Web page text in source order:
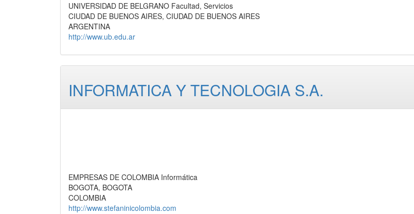
UNIVERSIDAD DE BELGRANO Facultad, Servicios
CIUDAD DE BUENOS AIRES, CIUDAD DE BUENOS AIRES
ARGENTINA
http://www.ub.edu.ar
INFORMATICA Y TECNOLOGIA S.A.
EMPRESAS DE COLOMBIA Informática
BOGOTA, BOGOTA
COLOMBIA
http://www.stefaninicolombia.com